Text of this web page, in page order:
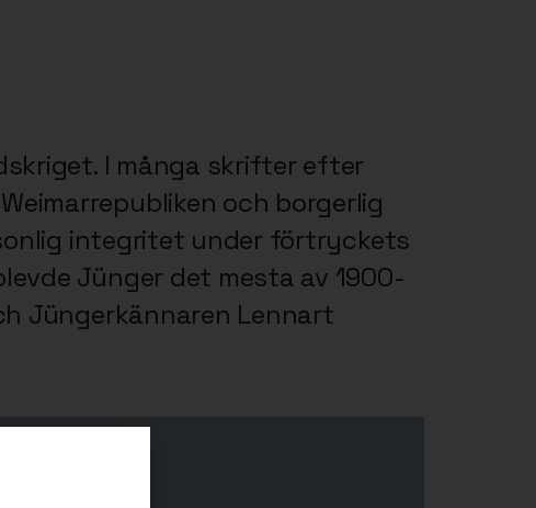
I många skrifter efter
och borgerlig
integritet under förtryckets
Jünger det mesta av 1900-
Jüngerkännaren Lennart